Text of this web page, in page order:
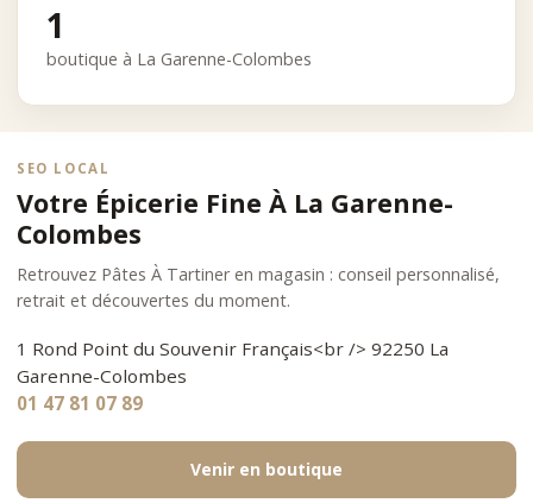
1
boutique à La Garenne-Colombes
SEO LOCAL
Votre Épicerie Fine À La Garenne-
Colombes
Retrouvez Pâtes À Tartiner en magasin : conseil personnalisé,
retrait et découvertes du moment.
1 Rond Point du Souvenir Français<br /> 92250 La
Garenne-Colombes
01 47 81 07 89
Venir en boutique